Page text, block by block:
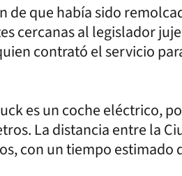
de que había sido
cercanas al legislador
contrató el servicio
es un coche eléctrico,
La distancia entre la
con un tiempo estimado